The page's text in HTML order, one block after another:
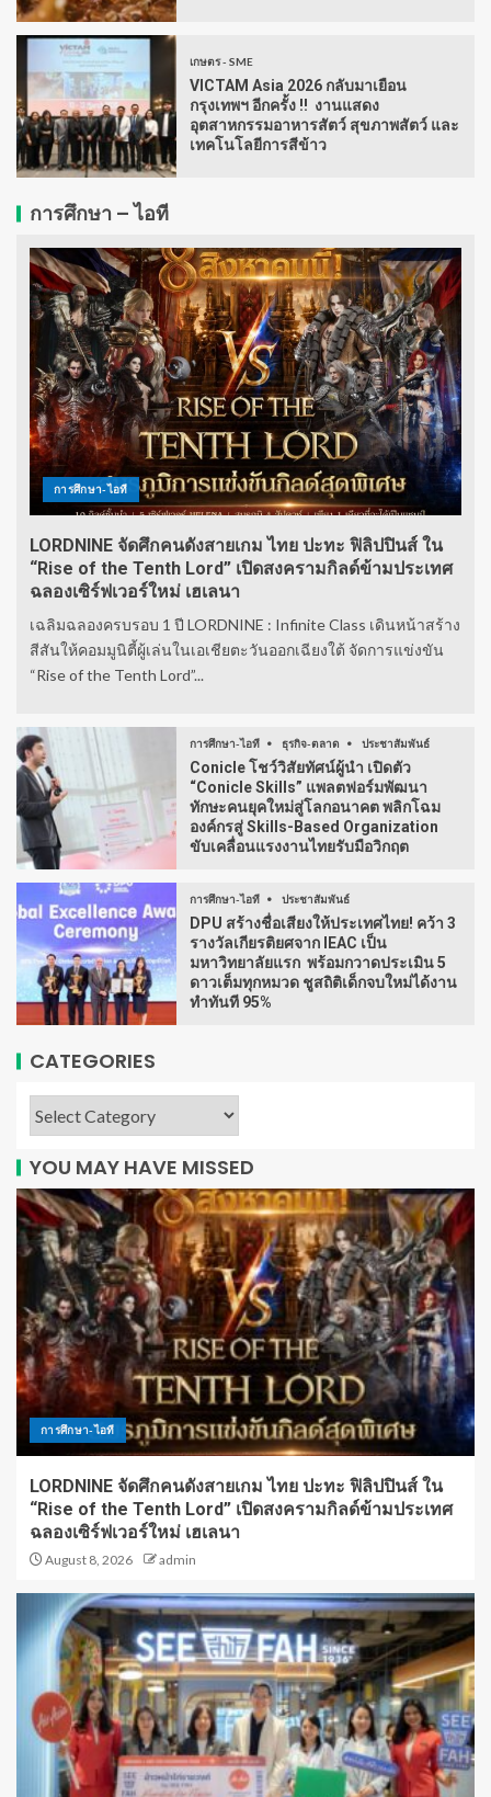
เกษตร - SME
VICTAM Asia 2026 กลับมาเยือน
กรุงเทพฯ อีกครั้ง !! งานแสดง
อุตสาหกรรมอาหารสัตว์ สุขภาพสัตว์ และ
เทคโนโลยีการสีข้าว
การศึกษา – ไอที
การศึกษา-ไอที
LORDNINE จัดศึกคนดังสายเกม ไทย ปะทะ ฟิลิปปินส์ ใน
“Rise of the Tenth Lord” เปิดสงครามกิลด์ข้ามประเทศ
ฉลองเซิร์ฟเวอร์ใหม่ เฮเลนา
เฉลิมฉลองครบรอบ 1 ปี LORDNINE : Infinite Class เดินหน้าสร้าง
สีสันให้คอมมูนิตี้ผู้เล่นในเอเชียตะวันออกเฉียงใต้ จัดการแข่งขัน
“Rise of the Tenth Lord”...
การศึกษา-ไอที ธุรกิจ-ตลาด ประชาสัมพันธ์
Conicle โชว์วิสัยทัศน์ผู้นำ เปิดตัว
“Conicle Skills” แพลตฟอร์มพัฒนา
ทักษะคนยุคใหม่สู่โลกอนาคต พลิกโฉม
องค์กรสู่ Skills-Based Organization
ขับเคลื่อนแรงงานไทยรับมือวิกฤต
การศึกษา-ไอที ประชาสัมพันธ์
DPU สร้างชื่อเสียงให้ประเทศไทย! คว้า 3
รางวัลเกียรติยศจาก IEAC เป็น
มหาวิทยาลัยแรก พร้อมกวาดประเมิน 5
ดาวเต็มทุกหมวด ชูสถิติเด็กจบใหม่ได้งาน
ทำทันที 95%
CATEGORIES
YOU MAY HAVE MISSED
การศึกษา-ไอที
LORDNINE จัดศึกคนดังสายเกม ไทย ปะทะ ฟิลิปปินส์ ใน
“Rise of the Tenth Lord” เปิดสงครามกิลด์ข้ามประเทศ
ฉลองเซิร์ฟเวอร์ใหม่ เฮเลนา
August 8, 2026 admin